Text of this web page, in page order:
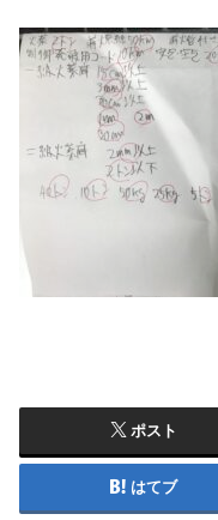
ポスト
はてブ